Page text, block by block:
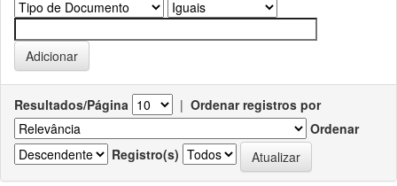
Resultados/Página | Ordenar registros por
Ordenar
Registro(s)